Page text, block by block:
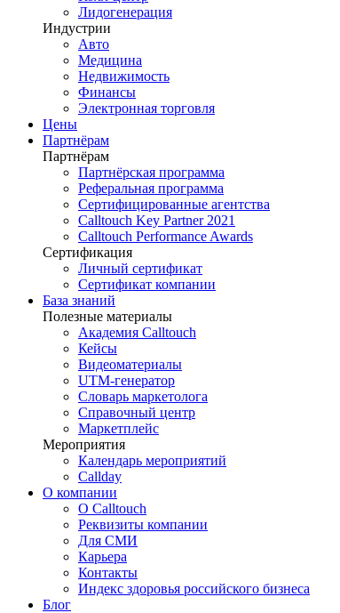
Лидогенерация
Индустрии
Авто
Медицина
Недвижимость
Финансы
Электронная торговля
Цены
Партнёрам
Партнёрам
Партнёрская программа
Реферальная программа
Сертифицированные агентства
Calltouch Key Partner 2021
Calltouch Performance Awards
Сертификация
Личный сертификат
Сертификат компании
База знаний
Полезные материалы
Академия Calltouch
Кейсы
Видеоматериалы
UTM-генератор
Словарь маркетолога
Справочный центр
Маркетплейс
Мероприятия
Календарь мероприятий
Callday
О компании
О Calltouch
Реквизиты компании
Для СМИ
Карьера
Контакты
Индекс здоровья российского бизнеса
Блог